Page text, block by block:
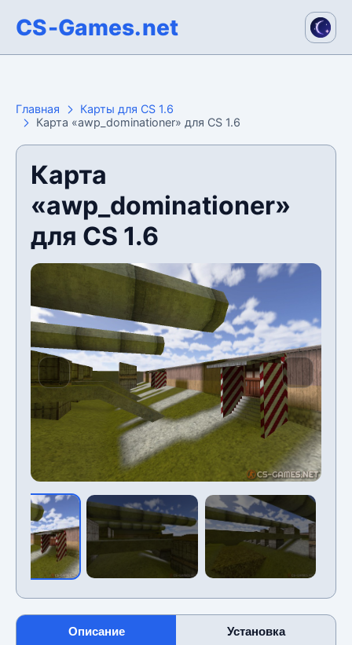
CS-Games.net
Главная
Карты для CS 1.6
Карта «awp_dominationer» для CS 1.6
Карта
«awp_dominationer»
для CS 1.6
Описание Установка